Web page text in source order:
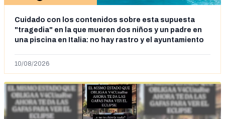
Cuidado con los contenidos sobre esta supuesta
"tragedia" en la que mueren dos niños y un padre en
una piscina en Italia: no hay rastro y el ayuntamiento
10/08/2026